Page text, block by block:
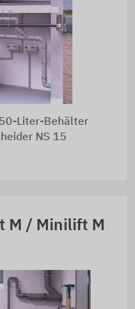
Liter-Behälter
NS 15
M / Minilift M